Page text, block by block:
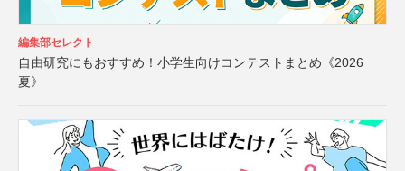
編集部セレクト
自由研究にもおすすめ！小学生向けコンテストまとめ《2026
夏》